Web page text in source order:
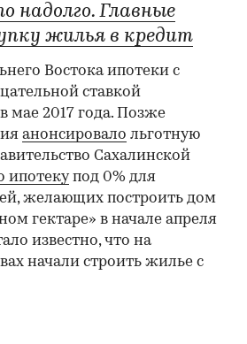
надолго. Главные
жилья в кредит
Востока ипотеки с
ставкой
мае 2017 года. Позже
анонсировало льготную
Сахалинской
ипотекупод 0% для
желающих построить дом
гектаре» в начале апреля
известно, что на
начали строить жилье с